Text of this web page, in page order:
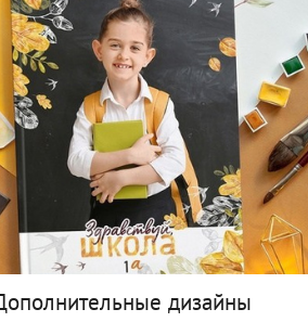
дизайны